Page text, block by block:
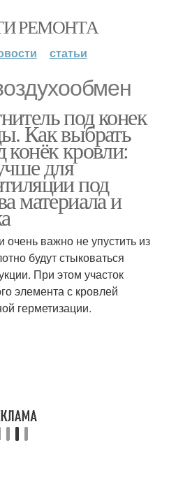
РЕМОНТА
статьи
под конек
Как выбрать
конёк кровли:
для
под
материала и
важно не упустить из
будут стыковаться
При этом участок
элемента с кровлей
герметизации.